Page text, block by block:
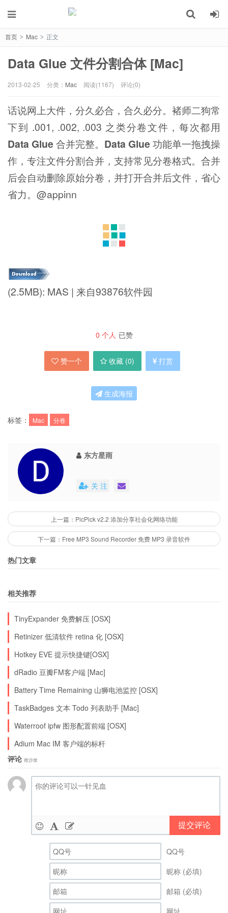
首页 > Mac > 正文
Data Glue 文件分割合体 [Mac]
2013-02-25 分类： Mac 阅读(1167) 评论(0)
话说网上大件，分久必合，合久必分。褚师二狗常
下到 .001, .002, .003 之类分卷文件，每次都用
Data Glue 合并完整。 Data Glue 功能单一拖拽操
作，专注文件分割合并，支持常见分卷格式。合并
后会自动删除原始分卷，并打开合并后文件，省心
省力。@appinn
(2.5MB): MAS | 来自93876软件园
0 个人 已赞
赞一个 收藏 (0) 打赏
生成海报
标签： Mac 分卷
东方星雨
关 注
上一篇：PicPick v2.2 添加分享社会化网络功能
下一篇：Free MP3 Sound Recorder 免费 MP3 录音软件
热门文章
相关推荐
TinyExpander 免费解压 [OSX]
Retinizer 低清软件 retina 化 [OSX]
Hotkey EVE 提示快捷键[OSX]
dRadio 豆瓣FM客户端 [Mac]
Battery Time Remaining 山狮电池监控 [OSX]
TaskBadges 文本 Todo 列表助手 [Mac]
Waterroof ipfw 图形配置前端 [OSX]
Adium Mac IM 客户端的标杆
评论 抢沙发
提交评论
QQ号
昵称 (必填)
邮箱 (必填)